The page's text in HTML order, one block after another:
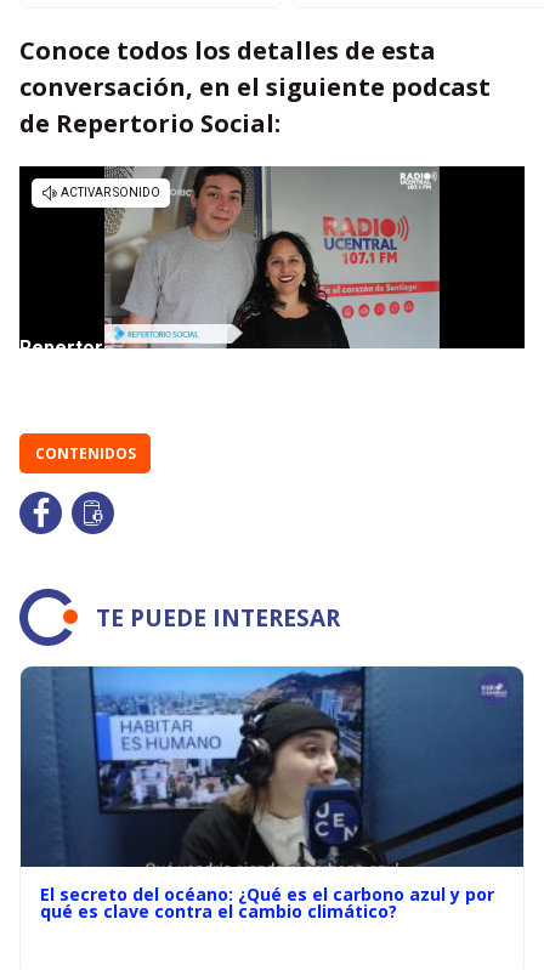
Conoce todos los detalles de esta
conversación, en el siguiente podcast
de Repertorio Social:
CONTENIDOS
TE PUEDE INTERESAR
El secreto del océano: ¿Qué es el carbono azul y por
qué es clave contra el cambio climático?